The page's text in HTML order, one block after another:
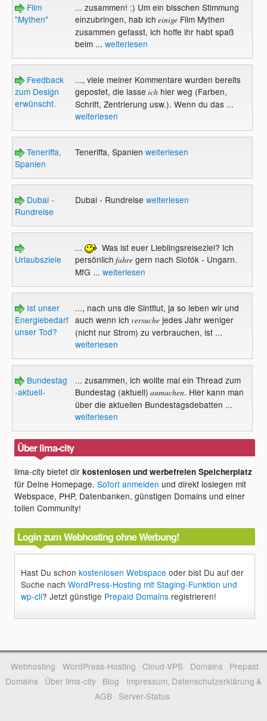
Film
"Mythen"
... zusammen! :) Um ein bisschen Stimmung
einzubringen, hab ich einigeFilm Mythen
zusammen gefasst, ich hoffe ihr habt spaß
beim ... weiterlesen
Feedback
zum Design
erwünscht.
..., viele meiner Kommentare wurden bereits
gepostet, die lasse ichhier weg (Farben,
Schrift, Zentrierung usw.). Wenn du das ...
weiterlesen
Teneriffa,
Spanien
Teneriffa, Spanien weiterlesen
Dubai -
Rundreise
Dubai - Rundreise weiterlesen
Urlaubsziele
...
Was ist euer Lieblingsreiseziel? Ich
persönlich fahregern nach Siofók - Ungarn.
MfG ... weiterlesen
Ist unser
Energiebedarf
unser Tod?
..., nach uns die Sintflut, ja so leben wir und
auch wenn ich versuchejedes Jahr weniger
(nicht nur Strom) zu verbrauchen, ist ...
weiterlesen
Bundestag
-aktuell-
... zusammen, ich wollte mal ein Thread zum
Bundestag (aktuell) aumachen. Hier kann man
über die aktuellen Bundestagsdebatten ...
weiterlesen
Über lima-city
lima-city bietet dirkostenlosen und werbefreien Speicherplatz
für Deine Homepage.Sofort anmelden und direkt loslegen mit
Webspace, PHP, Datenbanken, günstigen Domains und einer
tollen Community!
Login zum Webhosting ohne Werbung!
Hast Du schonkostenlosen Webspace oder bist Du auf der
Suche nachWordPress-Hosting mit Staging-Funktion und
wp-cli? Jetzt günstige Prepaid Domains registrieren!
Webhosting WordPress-Hosting Cloud-VPS Domains
Prepaid
Domains
Über lima-city Blog
Impressum, Datenschutzerklärung &
AGB
Server-Status